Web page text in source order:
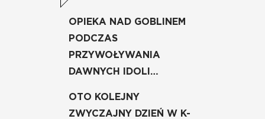
OPIEKA NAD GOBLINEM
PODCZAS
PRZYWOŁYWANIA
DAWNYCH IDOLI…
OTO KOLEJNY
ZWYCZAJNY DZIEŃ W K-